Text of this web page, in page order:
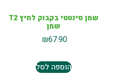
שמן סינטטי בקבוק לחיץ T2
שמן
₪67.90
הוספה לסל